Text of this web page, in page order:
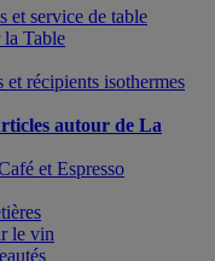
et service de table
la Table
récipients isothermes
autour de La
et Espresso
le vin